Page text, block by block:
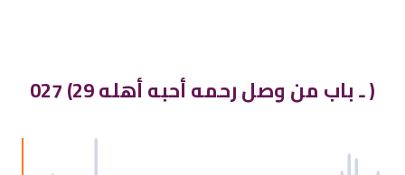
027 (29 ـ باب من وصل رحمه أحبه أهله )